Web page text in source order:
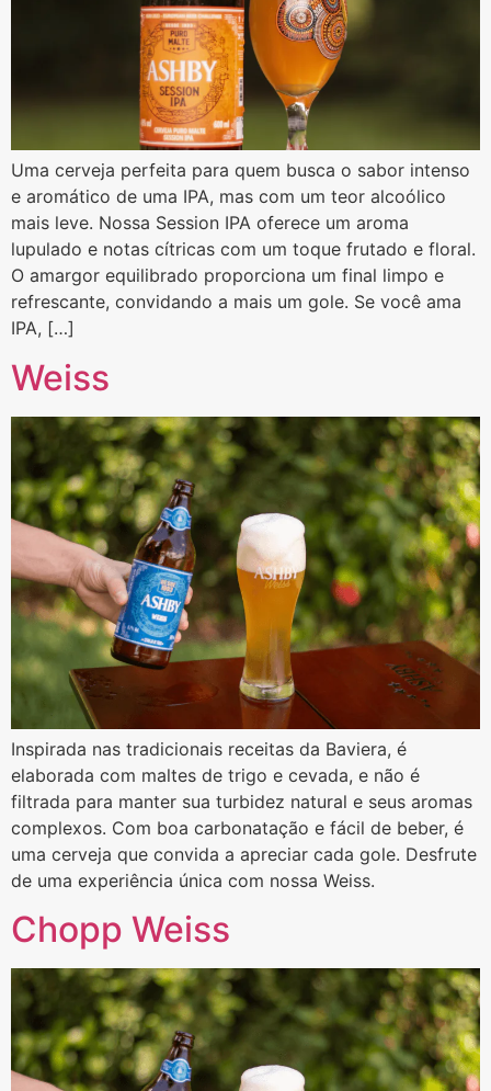
Uma cerveja perfeita para quem busca o sabor intenso
e aromático de uma IPA, mas com um teor alcoólico
mais leve. Nossa Session IPA oferece um aroma
lupulado e notas cítricas com um toque frutado e floral.
O amargor equilibrado proporciona um final limpo e
refrescante, convidando a mais um gole. Se você ama
IPA, […]
Weiss
Inspirada nas tradicionais receitas da Baviera, é
elaborada com maltes de trigo e cevada, e não é
filtrada para manter sua turbidez natural e seus aromas
complexos. Com boa carbonatação e fácil de beber, é
uma cerveja que convida a apreciar cada gole. Desfrute
de uma experiência única com nossa Weiss.
Chopp Weiss